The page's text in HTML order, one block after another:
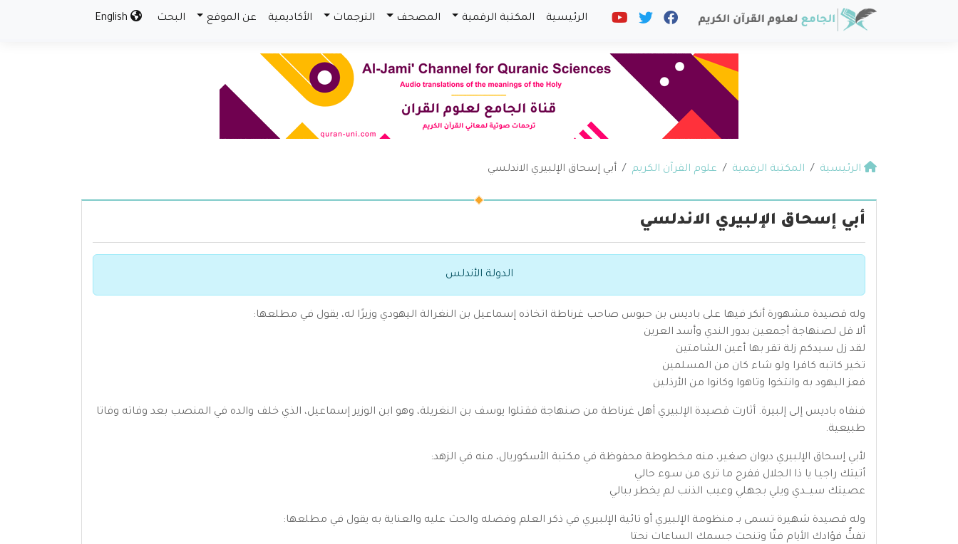
الرئيسية المكتبة الرقمية المصحف الترجمات الأكاديمية عن الموقع البحث
الرئيسية المكتبة الرقمية علوم القرآن الكريم أبي إسحاق الإلبيري الاندلسي
أبي إسحاق الإلبيري الاندلسي
الدولة الأندلس
وله قصيدة مشهورة أنكر فيها على باديس بن حبوس صاحب غرناطة اتخاذه إسماعيل بن النغرالة اليهودي وزيرًا له، يقول في مطلعها:
ألا قل لصنهاجة أجمعين بدور الندي وأسد العرين
لقد زل سيدكم زلة تقر بها أعين الشامتين
تخير كاتبه كافرا ولو شاء كان من المسلمين
فعز اليهود به وانتخوا وتاهوا وكانوا من الأرذلين
فنفاه باديس إلى إلبيرة. أثارت قصيدة الإلبيري أهل غرناطة من صنهاجة فقتلوا يوسف بن النغريلة، وهو ابن الوزير إسماعيل، الذي خلف والده في المنصب بعد وفاته وفاتا
طبيعية.
لأبي إسحاق الإلبيري ديوان صغير، منه مخطوطة محفوظة في مكتبة الأسكوريال، منه في الزهد:
أتيتك راجيـا يا ذا الجلال ففرج ما ترى من سـوء حالي
عصيتك سيـــدي ويلي بجهلي وعيب الذنب لم يخطر ببالي
وله قصيدة شهيرة تسمى بـ منظومة الإلبيري أو تائية الإلبيري في ذكر العلم وفضله والحث عليه والعناية به يقول في مطلعها:
تفتُّ فؤادك الأيام فتّا وتنحت جسمك الساعات نحتا